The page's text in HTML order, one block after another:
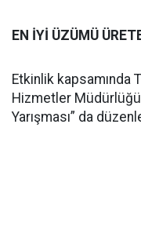
EN İYİ ÜZÜMÜ
Etkinlik kapsamında
Hizmetler
Yarışması” da